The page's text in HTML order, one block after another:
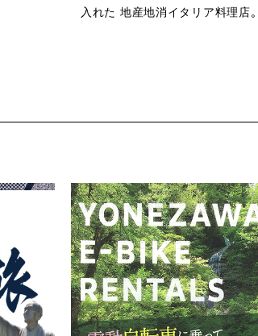
入れた 地産地消イタリア料理店。